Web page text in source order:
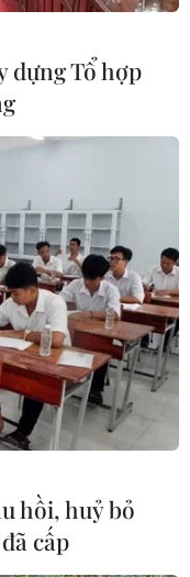
ăn uống
dựng Tổ hợp
hồi, huỷ bỏ
cấp